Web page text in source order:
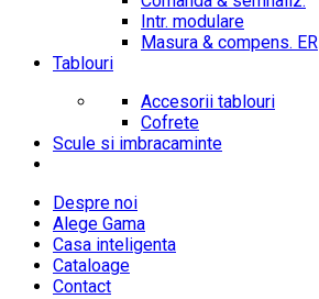
Intr. modulare
Masura & compens. ER
Tablouri
Accesorii tablouri
Cofrete
Scule si imbracaminte
Despre noi
Alege Gama
Casa inteligenta
Cataloage
Contact